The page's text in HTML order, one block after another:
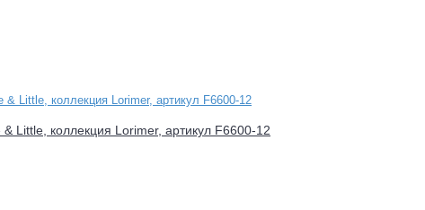
& Little, коллекция Lorimer, артикул F6600-12